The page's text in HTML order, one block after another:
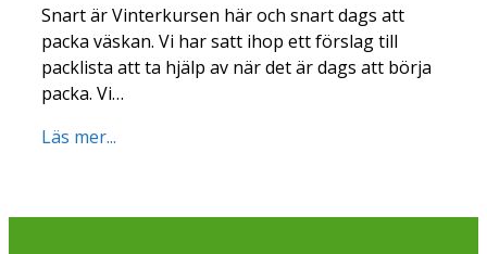
Snart är Vinterkursen här och snart dags att
packa väskan. Vi har satt ihop ett förslag till
packlista att ta hjälp av när det är dags att börja
packa. Vi…
Läs mer...